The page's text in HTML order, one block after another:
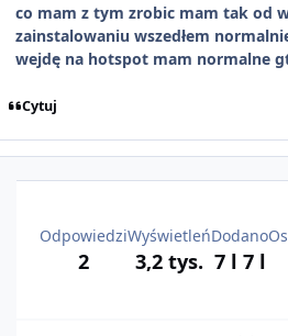
co mam z tym zrobic mam tak od
zainstalowaniu wszedłem
wejdę na hotspot mam normalne
Cytuj
Odpowiedzi
2
Wyświetleń
3,2 tys.
Dodano
7 l 7 l